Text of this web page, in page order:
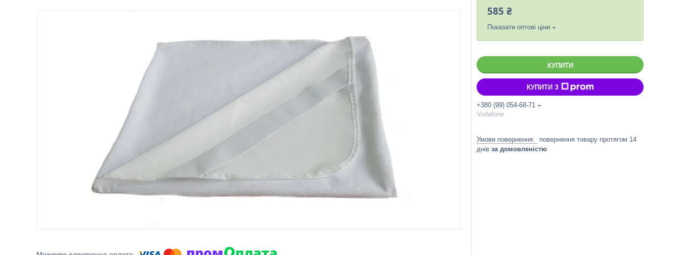
585 ₴
Показати оптові ціни
КУПИТИ
КУПИТИ З
+380 (99) 054-68-71
Vodafone
повернення товару протягом 14
днів за домовленістю